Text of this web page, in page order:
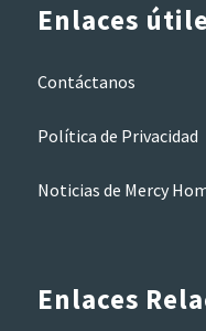
Enlaces
Contáctanos
Política de Privacidad
Noticias de Mercy
Enlaces